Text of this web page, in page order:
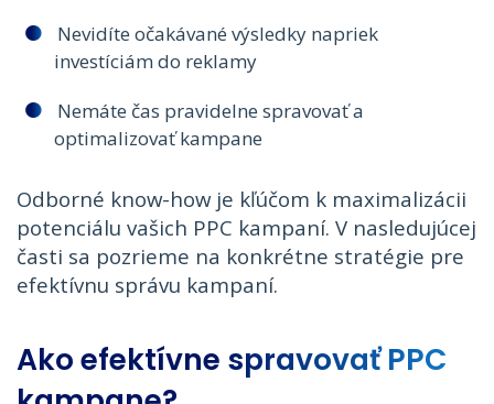
Nevidíte očakávané výsledky napriek
investíciám do reklamy
Nemáte čas pravidelne spravovať a
optimalizovať kampane
Odborné know-how je kľúčom k maximalizácii
potenciálu vašich PPC kampaní. V nasledujúcej
časti sa pozrieme na konkrétne stratégie pre
efektívnu správu kampaní.
Ako efektívne spravovať PPC